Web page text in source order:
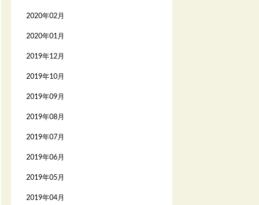
2020年02月
2020年01月
2019年12月
2019年10月
2019年09月
2019年08月
2019年07月
2019年06月
2019年05月
2019年04月